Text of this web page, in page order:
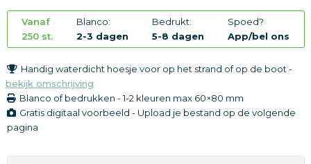
Vanaf
250 st.
Blanco:
2-3 dagen
Bedrukt:
5-8 dagen
Spoed?
App/bel ons
Handig waterdicht hoesje voor op het strand of op de boot -
bekijk omschrijving
Blanco of bedrukken -1-2 kleuren max 60×80 mm
Gratis digitaal voorbeeld - Upload je bestand op de volgende
pagina